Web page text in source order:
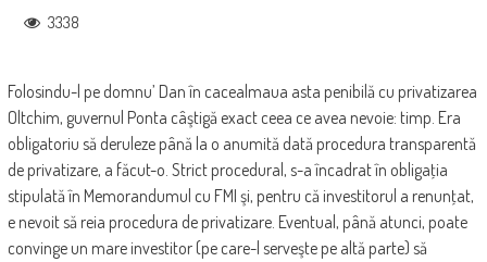
3338
Folosindu-l pe domnu’ Dan în cacealmaua asta penibilă cu privatizarea
Oltchim, guvernul Ponta câştigă exact ceea ce avea nevoie: timp. Era
obligatoriu să deruleze până la o anumită dată procedura transparentă
de privatizare, a făcut-o. Strict procedural, s-a încadrat în obligaţia
stipulată în Memorandumul cu FMI şi, pentru că investitorul a renunţat,
e nevoit să reia procedura de privatizare. Eventual, până atunci, poate
convinge un mare investitor (pe care-l serveşte pe altă parte) să